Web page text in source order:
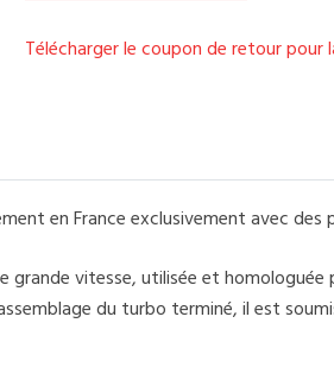
Télécharger le coupon de retour pour
en France exclusivement avec des
grande vitesse, utilisée et
du turbo terminé, il est